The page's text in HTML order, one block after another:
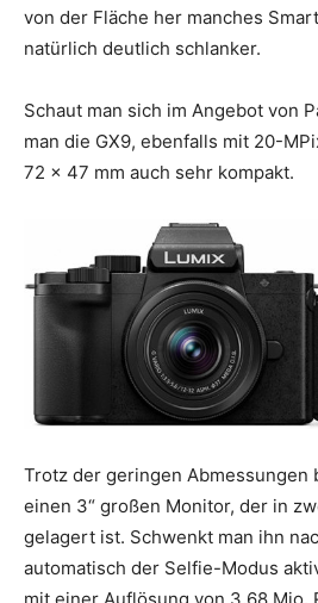
von der Fläche her manches
natürlich deutlich schlanker.
Schaut man sich im Angebot von
man die GX9, ebenfalls mit 20-
72 x 47 mm auch sehr kompakt.
Trotz der geringen Abmessungen
einen 3“ großen Monitor, der in
gelagert ist. Schwenkt man ihn
automatisch der Selfie-Modus